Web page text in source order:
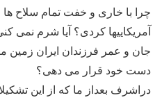
چرا با خاری و خفت تمام سلاح ها
آمریکاییها کردی؟ آیا شرم نمی
جان و عمر فرزندان ایران زمین
دست خود قرار می دهی؟
دراشرف بعداز ما که از این